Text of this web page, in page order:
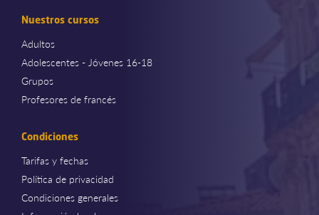
Nuestros cursos
Adultos
Adolescentes - Jóvenes 16-18
Grupos
Profesores de francés
Condiciones
Tarifas y fechas
Política de privacidad
Condiciones generales